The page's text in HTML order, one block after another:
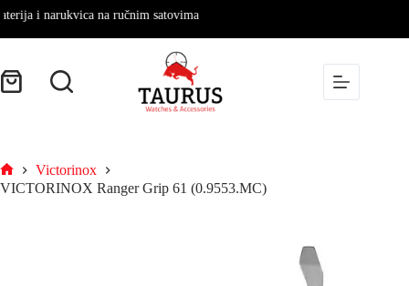
i narukvica na ručnim satovima
Victorinox
VICTORINOX Ranger Grip 61 (0.9553.MC)